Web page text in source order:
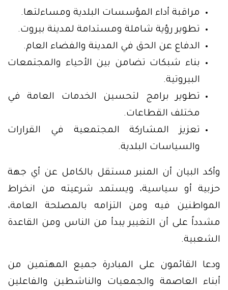
مراقبة أداء المؤسسات البلدية ومساءلتها.
تطوير رؤية شاملة ومستدامة لمدينة بيروت.
الدفاع عن الحق في المدينة والفضاء العام.
بناء شبكات تضامن بين الأحياء والمجتمعات
البيروتية.
تطوير برامج لتحسين الخدمات العامة في
مختلف القطاعات.
تعزيز المشاركة المجتمعية في القرارات
والسياسات البلدية.
وأكد البيان أن المنبر مستقل بالكامل عن أي جهة
حزبية أو سياسية، ويستمد شرعيته من انخراط
المواطنين فيه ومن التزامه بالمصلحة العامة،
مشدداً على أن التغيير يبدأ من الناس ومن القاعدة
الشعبية.
ودعا القائمون على المبادرة جميع المهتمين من
أبناء العاصمة والجمعيات والناشطين والفاعلين